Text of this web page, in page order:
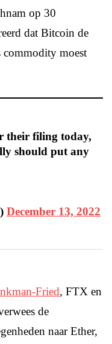
op 30
dat Bitcoin de
commodity moest
their filing today,
should put any
December 13, 2022
Fried, FTX en
de
naar Ether,